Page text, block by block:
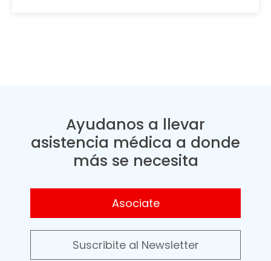
Ayudanos a llevar
asistencia médica a donde
más se necesita
Asociate
Suscribite al Newsletter